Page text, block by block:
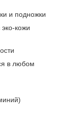
и подножки
кожи
в любом